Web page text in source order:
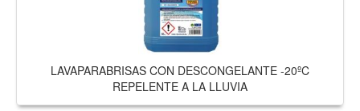
LAVAPARABRISAS CON DESCONGELANTE -20ºC
REPELENTE A LA LLUVIA